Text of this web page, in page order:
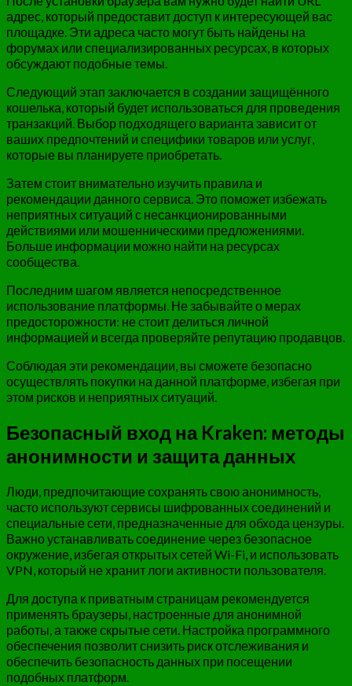
адрес, который предоставит доступ к интересующей вас
площадке. Эти адреса часто могут быть найдены на
форумах или специализированных ресурсах, в которых
обсуждают подобные темы.
Следующий этап заключается в создании защищённого
кошелька, который будет использоваться для проведения
транзакций. Выбор подходящего варианта зависит от
ваших предпочтений и специфики товаров или услуг,
которые вы планируете приобретать.
Затем стоит внимательно изучить правила и
рекомендации данного сервиса. Это поможет избежать
неприятных ситуаций с несанкционированными
действиями или мошенническими предложениями.
Больше информации можно найти на ресурсах
сообщества.
Последним шагом является непосредственное
использование платформы. Не забывайте о мерах
предосторожности: не стоит делиться личной
информацией и всегда проверяйте репутацию продавцов.
Соблюдая эти рекомендации, вы сможете безопасно
осуществлять покупки на данной платформе, избегая при
этом рисков и неприятных ситуаций.
Безопасный вход на Kraken: методы
анонимности и защита данных
Люди, предпочитающие сохранять свою анонимность,
часто используют сервисы шифрованных соединений и
специальные сети, предназначенные для обхода цензуры.
Важно устанавливать соединение через безопасное
окружение, избегая открытых сетей Wi-Fi, и использовать
VPN, который не хранит логи активности пользователя.
Для доступа к приватным страницам рекомендуется
применять браузеры, настроенные для анонимной
работы, а также скрытые сети. Настройка программного
обеспечения позволит снизить риск отслеживания и
обеспечить безопасность данных при посещении
подобных платформ.